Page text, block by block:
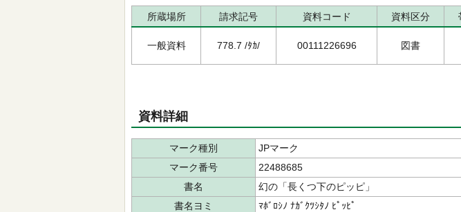
所蔵場所 請求記号 資料コード 資料区分
一般資料 778.7 /ﾀｶ/ 00111226696 図書
資料詳細
マーク種別
JPマーク
マーク番号
22488685
書名
幻の「長くつ下のピッピ」
書名ヨミ
ﾏﾎﾞﾛｼﾉ ﾅｶﾞｸﾂｼﾀﾉ ﾋﾟｯﾋﾟ